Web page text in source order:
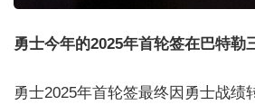
勇士今年的2025年首轮签在巴特勒
勇士2025年首轮签最终因勇士战绩